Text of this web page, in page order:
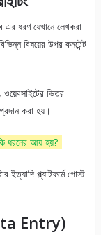
এর ধরণ যেখানে লেখকরা
বিষয়ের উপর কনটেন্ট
ওয়েবসাইটের ভিতর
করা হয়।
ধরনের আয় হয়?
ইত্যাদি প্ল্যাটফর্মে পোস্ট
Entry)